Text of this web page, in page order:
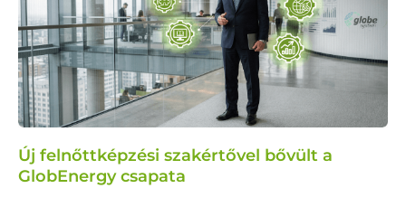
Új felnőttképzési szakértővel bővült a
GlobEnergy csapata